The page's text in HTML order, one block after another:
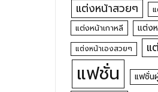
แต่งหน้าสวยๆ
แต่งหน้าเกาหลี
แต่ง
แต่งหน้าเองสวยๆ
แ
แฟชั่น แฟชั่